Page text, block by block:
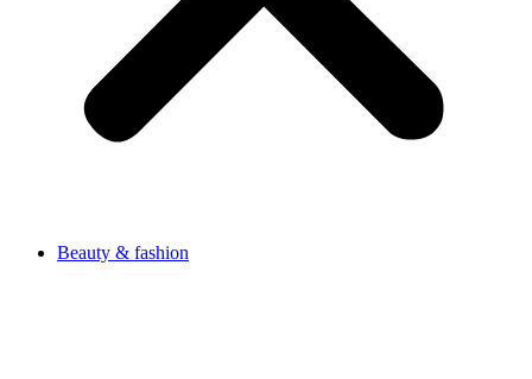
Beauty & fashion